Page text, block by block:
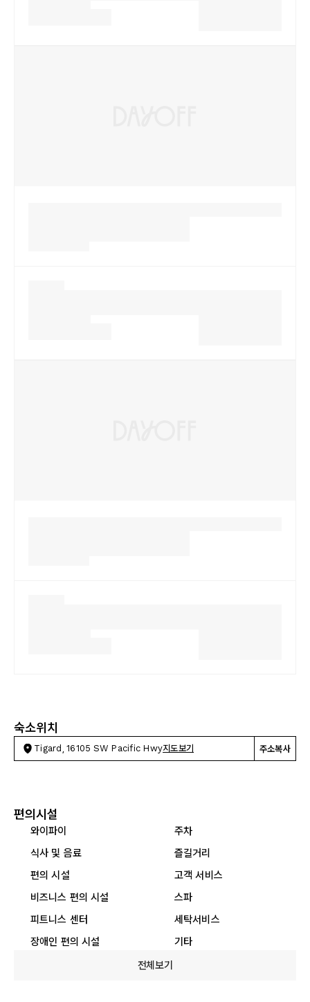
숙소위치
Tigard, 16105 SW Pacific Hwy지도보기 주소복사
편의시설
와이파이
주차
식사 및 음료
즐길거리
편의 시설
고객 서비스
비즈니스 편의 시설
스파
피트니스 센터
세탁서비스
장애인 편의 시설
기타
전체보기